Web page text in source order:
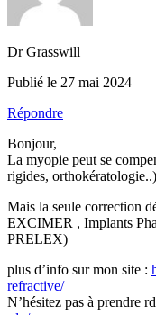
Dr Grasswill
Publié le 27 mai 2024
Répondre
Bonjour,
La myopie peut se
rigides, orthokératologie..)
Mais la seule correction
EXCIMER , Implants
PRELEX)
plus d’info sur mon site :
refractive/
N’hésitez pas à prendre